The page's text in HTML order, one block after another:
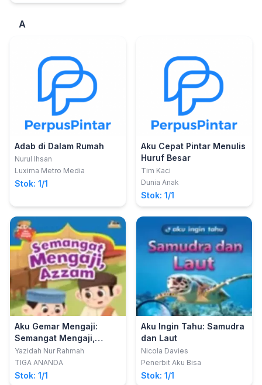
A
Adab di Dalam Rumah
Nurul Ihsan
Luxima Metro Media
Stok: 1/1
Aku Cepat Pintar Menulis
Huruf Besar
Tim Kaci
Dunia Anak
Stok: 1/1
Aku Gemar Mengaji:
Semangat Mengaji,
Azzam!
Yazidah Nur Rahmah
TIGA ANANDA
Stok: 1/1
Aku Ingin Tahu: Samudra
dan Laut
Nicola Davies
Penerbit Aku Bisa
Stok: 1/1